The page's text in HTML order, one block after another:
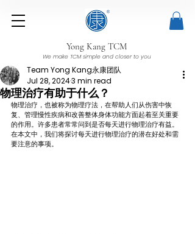
Yong Kang TCM
We make TCM simple and closer to you
物理治疗有助于什么？
Team Yong Kang永康团队
Jul 28, 20243 min read
物理治疗，也被称为物理疗法，在帮助人们从伤害中恢
复、管理慢性疾病和改善整体身体功能方面起着至关重要
的作用。许多患者常常问到是否每天进行物理治疗有益。
在本文中，我们将探讨每天进行物理治疗的潜在好处和需
要注意的事项。